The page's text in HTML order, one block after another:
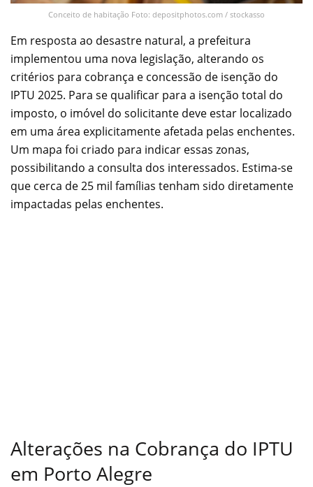
Conceito de habitação Foto: depositphotos.com / stockasso
Em resposta ao desastre natural, a prefeitura
implementou uma nova legislação, alterando os
critérios para cobrança e concessão de isenção do
IPTU 2025. Para se qualificar para a isenção total do
imposto, o imóvel do solicitante deve estar localizado
em uma área explicitamente afetada pelas enchentes.
Um mapa foi criado para indicar essas zonas,
possibilitando a consulta dos interessados. Estima-se
que cerca de 25 mil famílias tenham sido diretamente
impactadas pelas enchentes.
Alterações na Cobrança do IPTU
em Porto Alegre